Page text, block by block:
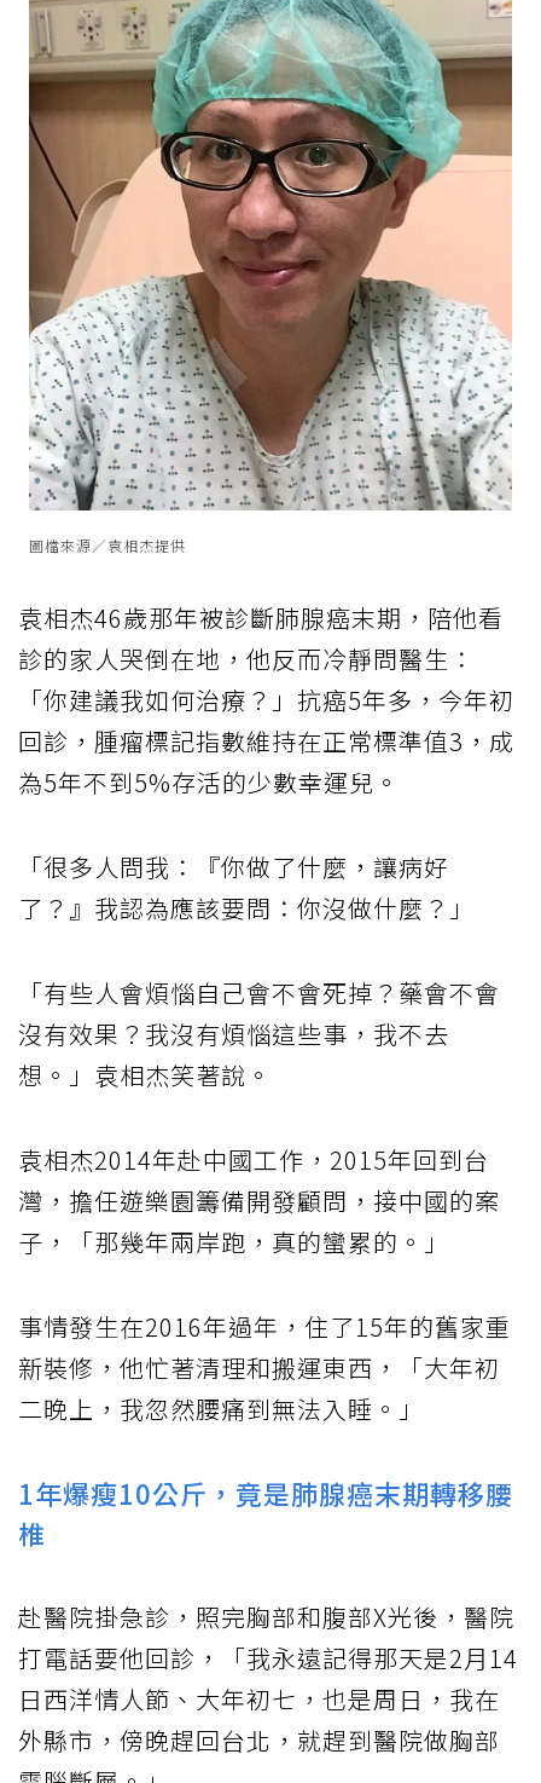
圖檔來源／袁相杰提供
袁相杰46歲那年被診斷肺腺癌末期，陪他看
診的家人哭倒在地，他反而冷靜問醫生：
「你建議我如何治療？」抗癌5年多，今年初
回診， 腫瘤標記指數維持在正常標準值3，成
為5年不到5%存活的少數幸運兒。
「很多人問我：『你做了什麼，讓病好
了？』我認為應該要問：你沒做什麼？」
「有些人會煩惱自己會不會死掉？藥會不會
沒有效果？我沒有煩惱這些事，我不去
想。」袁相杰笑著說。
袁相杰2014年赴中國工作，2015年回到台
灣，擔任遊樂園籌備開發顧問，接中國的案
子，「那幾年兩岸跑，真的蠻累的。」
事情發生在2016年過年，住了15年的舊家重
新裝修，他忙著清理和搬運東西，「大年初
二晚上，我忽然腰痛到無法入睡。」
1年爆瘦10公斤，竟是肺腺癌末期轉移腰
椎
赴醫院掛急診，照完胸部和腹部X光後，醫院
打電話要他回診，「我永遠記得那天是2月14
日西洋情人節、大年初七，也是周日，我在
外縣市，傍晚趕回台北，就趕到醫院做胸部